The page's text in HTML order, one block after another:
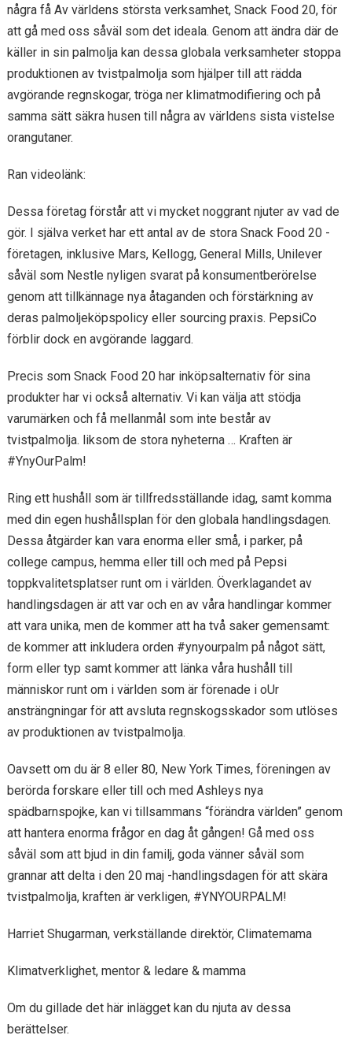
några få Av världens största verksamhet, Snack Food 20, för
att gå med oss ​​såväl som det ideala. Genom att ändra där de
käller in sin palmolja kan dessa globala verksamheter stoppa
produktionen av tvistpalmolja som hjälper till att rädda
avgörande regnskogar, tröga ner klimatmodifiering och på
samma sätt säkra husen till några av världens sista vistelse
orangutaner.
Ran videolänk:
Dessa företag förstår att vi mycket noggrant njuter av vad de
gör. I själva verket har ett antal av de stora Snack Food 20 -
företagen, inklusive Mars, Kellogg, General Mills, Unilever
såväl som Nestle nyligen svarat på konsumentberörelse
genom att tillkännage nya åtaganden och förstärkning av
deras palmoljeköpspolicy eller sourcing praxis. PepsiCo
förblir dock en avgörande laggard.
Precis som Snack Food 20 har inköpsalternativ för sina
produkter har vi också alternativ. Vi kan välja att stödja
varumärken och få mellanmål som inte består av
tvistpalmolja. liksom de stora nyheterna … Kraften är
#YnyOurPalm!
Ring ett hushåll som är tillfredsställande idag, samt komma
med din egen hushållsplan för den globala handlingsdagen.
Dessa åtgärder kan vara enorma eller små, i parker, på
college campus, hemma eller till och med på Pepsi
toppkvalitetsplatser runt om i världen. Överklagandet av
handlingsdagen är att var och en av våra handlingar kommer
att vara unika, men de kommer att ha två saker gemensamt:
de kommer att inkludera orden #ynyourpalm på något sätt,
form eller typ samt kommer att länka våra hushåll till
människor runt om i världen som är förenade i oUr
ansträngningar för att avsluta regnskogsskador som utlöses
av produktionen av tvistpalmolja.
Oavsett om du är 8 eller 80, New York Times, föreningen av
berörda forskare eller till och med Ashleys nya
spädbarnspojke, kan vi tillsammans “förändra världen” genom
att hantera enorma frågor en dag åt gången! Gå med oss ​​
såväl som att bjud in din familj, goda vänner såväl som
grannar att delta i den 20 maj -handlingsdagen för att skära
tvistpalmolja, kraften är verkligen, #YNYOURPALM!
Harriet Shugarman, verkställande direktör, Climatemama
Klimatverklighet, mentor & ledare & mamma
Om du gillade det här inlägget kan du njuta av dessa
berättelser.